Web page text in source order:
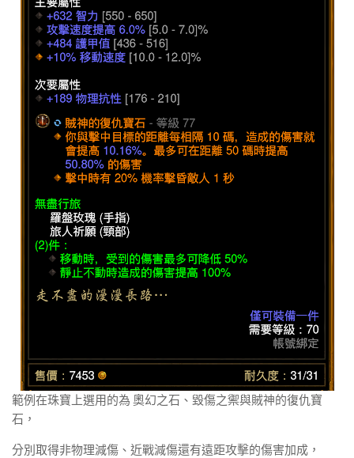
範例在珠寶上選用的為 奧幻之石、毀傷之禦與賊神的復仇寶
石，
分別取得非物理減傷、近戰減傷還有遠距攻擊的傷害加成，